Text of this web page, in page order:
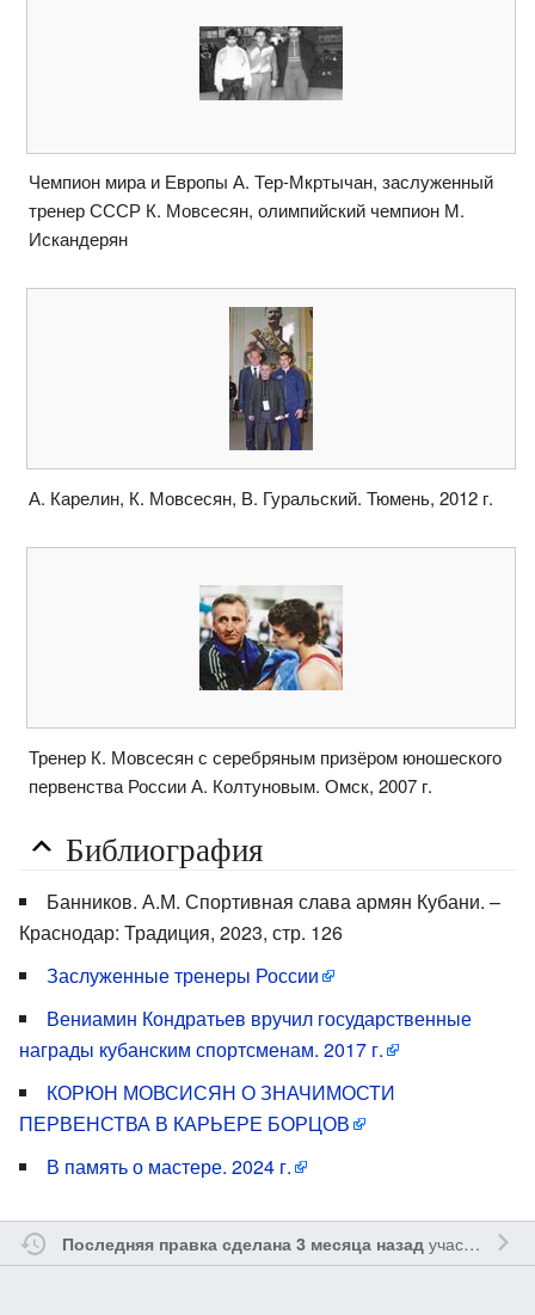
Чемпион мира и Европы А. Тер-Мкртычан, заслуженный
тренер СССР К. Мовсесян, олимпийский чемпион М.
Искандерян
А. Карелин, К. Мовсесян, В. Гуральский. Тюмень, 2012 г.
Тренер К. Мовсесян с серебряным призёром юношеского
первенства России А. Колтуновым. Омск, 2007 г.
Библиография
Банников. А.М. Спортивная слава армян Кубани. –
Краснодар: Традиция, 2023, стр. 126
Заслуженные тренеры России
Вениамин Кондратьев вручил государственные
награды кубанским спортсменам. 2017 г.
КОРЮН МОВСИСЯН О ЗНАЧИМОСТИ
ПЕРВЕНСТВА В КАРЬЕРЕ БОРЦОВ
В память о мастере. 2024 г.
Последняя правка сделана 3 месяца назадучастником